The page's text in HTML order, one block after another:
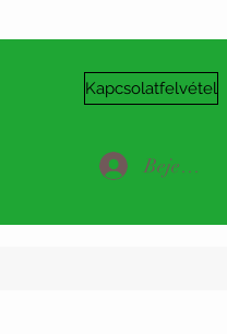
Kapcsolatfelvétel